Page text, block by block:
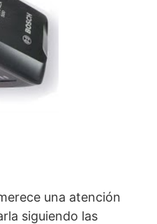
una atención
siguiendo las